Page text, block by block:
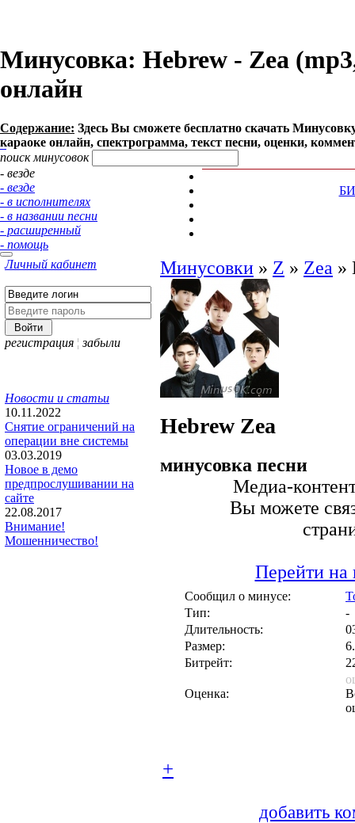
Минусовка: Hebrew - Zea
онлайн
Содержание: Здесь Вы сможете бесплатно cкачать
караоке онлайн, спектрограмма, текст песни, оценки,
поиск минусовок
- везде
- везде
- в исполнителях
- в названии песни
- расширенный
- помощь
Личный кабинет
регистрация ¦ забыли
Новости и статьи
10.11.2022
Снятие ограничений на
операции вне системы
03.03.2019
Новое в демо
предпрослушивании на
сайте
22.08.2017
Внимание!
Мошенничество!
Минусовки » Z » Zea »
Hebrew Zea
минусовка песни
Медиа-
Вы можете
Перейти на
Сообщил о минусе:
Тип:
-
Длительность:
Размер:
Битрейт:
Оценка:
+
добавить